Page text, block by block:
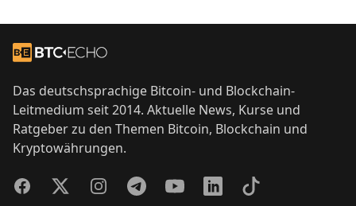
Zur Startseite
Das deutschsprachige Bitcoin- und Blockchain-
Leitmedium seit 2014. Aktuelle News, Kurse und
Ratgeber zu den Themen Bitcoin, Blockchain und
Kryptowährungen.
FacebookTwitterInstagramTelegramYouTubeLinkedInTikTok